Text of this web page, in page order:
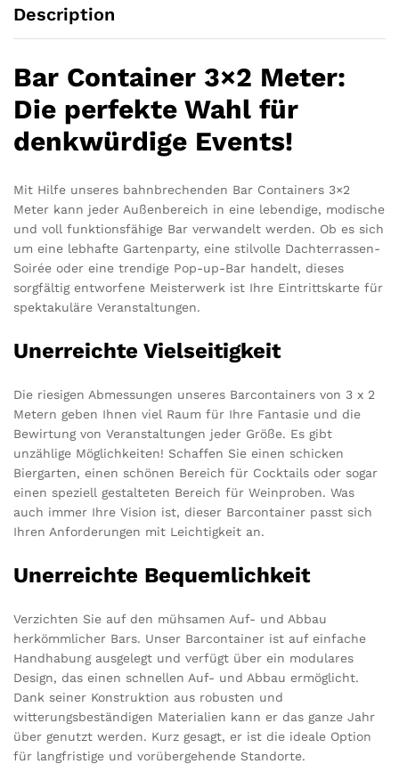
Description
Bar Container 3×2 Meter:
Die perfekte Wahl für
denkwürdige Events!
Mit Hilfe unseres bahnbrechenden Bar Containers 3×2
Meter kann jeder Außenbereich in eine lebendige, modische
und voll funktionsfähige Bar verwandelt werden. Ob es sich
um eine lebhafte Gartenparty, eine stilvolle Dachterrassen-
Soirée oder eine trendige Pop-up-Bar handelt, dieses
sorgfältig entworfene Meisterwerk ist Ihre Eintrittskarte für
spektakuläre Veranstaltungen.
Unerreichte Vielseitigkeit
Die riesigen Abmessungen unseres Barcontainers von 3 x 2
Metern geben Ihnen viel Raum für Ihre Fantasie und die
Bewirtung von Veranstaltungen jeder Größe. Es gibt
unzählige Möglichkeiten! Schaffen Sie einen schicken
Biergarten, einen schönen Bereich für Cocktails oder sogar
einen speziell gestalteten Bereich für Weinproben. Was
auch immer Ihre Vision ist, dieser Barcontainer passt sich
Ihren Anforderungen mit Leichtigkeit an.
Unerreichte Bequemlichkeit
Verzichten Sie auf den mühsamen Auf- und Abbau
herkömmlicher Bars. Unser Barcontainer ist auf einfache
Handhabung ausgelegt und verfügt über ein modulares
Design, das einen schnellen Auf- und Abbau ermöglicht.
Dank seiner Konstruktion aus robusten und
witterungsbeständigen Materialien kann er das ganze Jahr
über genutzt werden. Kurz gesagt, er ist die ideale Option
für langfristige und vorübergehende Standorte.